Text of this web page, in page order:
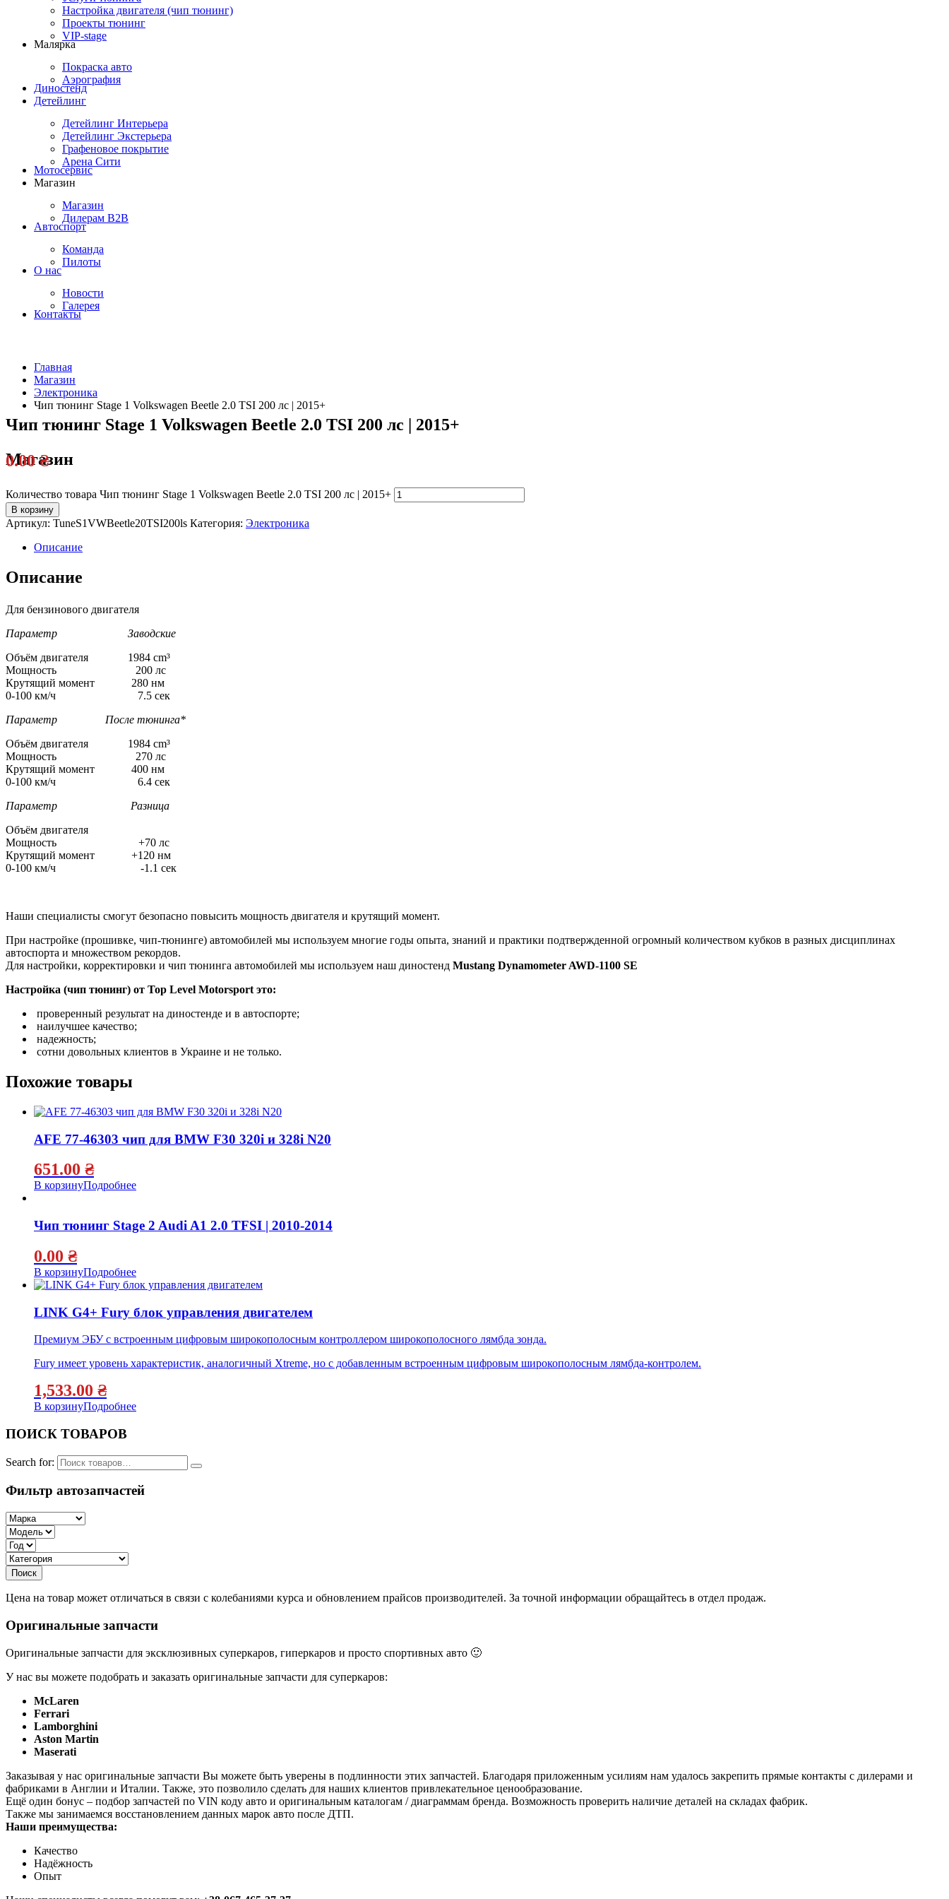
Настройка двигателя (чип тюнинг)
Проекты тюнинг
VIP-stage
Малярка
Покраска авто
Аэрография
Диностенд
Детейлинг
Детейлинг Интерьера
Детейлинг Экстерьера
Графеновое покрытие
Арена Сити
Мотосервис
Магазин
Магазин
Дилерам B2B
Автоспорт
Команда
Пилоты
О нас
Новости
Галерея
Контакты
Главная
Магазин
Электроника
Чип тюнинг Stage 1 Volkswagen Beetle 2.0 TSI 200 лс | 2015+
Магазин
Чип тюнинг Stage 1 Volkswagen Beetle 2.0 TSI 200 лс | 2015+
0.00₴
Количество товара Чип тюнинг Stage 1 Volkswagen Beetle 2.0 TSI 200 лс | 2015+
В корзину
Артикул: TuneS1VWBeetle20TSI200ls Категория: Электроника
Описание
Описание
Для бензинового двигателя
Параметр Заводские
Объём двигателя 1984 cm³
Мощность 200 лс
Крутящий момент 280 нм
0-100 км/ч 7.5 сек
Параметр После тюнинга*
Объём двигателя 1984 cm³
Мощность 270 лс
Крутящий момент 400 нм
0-100 км/ч 6.4 сек
Параметр Разница
Объём двигателя
Мощность +70 лс
Крутящий момент +120 нм
0-100 км/ч -1.1 сек
Наши специалисты смогут безопасно повысить мощность двигателя и крутящий момент.
При настройке (прошивке, чип-тюнинге) автомобилей мы используем многие годы опыта, знаний и практики подтвержденной огромный количеством кубков в разных дисциплинах
автоспорта и множеством рекордов.
Для настройки, корректировки и чип тюнинга автомобилей мы используем наш диностенд Mustang Dynamometer AWD-1100 SE
Настройка (чип тюнинг) от Top Level Motorsport это:
проверенный результат на диностенде и в автоспорте;
наилучшее качество;
надежность;
сотни довольных клиентов в Украине и не только.
Похожие товары
AFE 77-46303 чип для BMW F30 320i и 328i N20
651.00 ₴
В корзинуПодробнее
Чип тюнинг Stage 2 Audi A1 2.0 TFSI | 2010-2014
0.00 ₴
В корзинуПодробнее
LINK G4+ Fury блок управления двигателем
Премиум ЭБУ с встроенным цифровым широкополосным контроллером широкополосного лямбда зонда.
Fury имеет уровень характеристик, аналогичный Xtreme, но с добавленным встроенным цифровым широкополосным лямбда-контролем.
1,533.00 ₴
В корзинуПодробнее
ПОИСК ТОВАРОВ
Search for:
Фильтр автозапчастей
Цена на товар может отличаться в связи с колебаниями курса и обновлением прайсов производителей. За точной информации обращайтесь в отдел продаж.
Оригинальные запчасти
Оригинальные запчасти для эксклюзивных суперкаров, гиперкаров и просто спортивных авто 🙂
У нас вы можете подобрать и заказать оригинальные запчасти для суперкаров:
McLaren
Ferrari
Lamborghini
Aston Martin
Maserati
Заказывая у нас оригинальные запчасти Вы можете быть уверены в подлинности этих запчастей. Благодаря приложенным усилиям нам удалось закрепить прямые контакты с дилерами и
фабриками в Англии и Италии. Также, это позволило сделать для наших клиентов привлекательное ценообразование.
Ещё один бонус – подбор запчастей по VIN коду авто и оригинальным каталогам / диаграммам бренда. Возможность проверить наличие деталей на складах фабрик.
Также мы занимаемся восстановлением данных марок авто после ДТП.
Наши преимущества:
Качество
Надёжность
Опыт